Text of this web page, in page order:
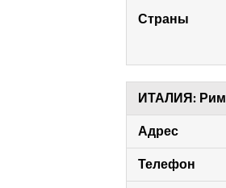
Страны
ИТАЛИЯ: Рим
Адрес
Телефон